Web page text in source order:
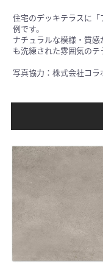
住宅のデッキテラスに
例です。
ナチュラルな模様・質
も洗練された雰囲気のテ
写真協力：株式会社コラ